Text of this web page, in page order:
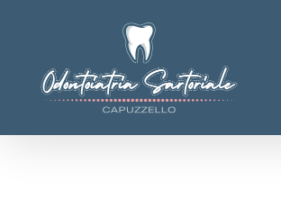
contenuto